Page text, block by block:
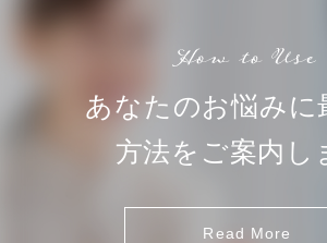
あなたのお悩みに
方法をご案内し
Read More